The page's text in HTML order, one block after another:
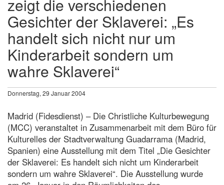
zeigt die verschiedenen
Gesichter der Sklaverei: „Es
handelt sich nicht nur um
Kinderarbeit sondern um
wahre Sklaverei“
Donnerstag, 29 Januar 2004
Madrid (Fidesdienst) – Die Christliche Kulturbewegung
(MCC) veranstaltet in Zusammenarbeit mit dem Büro für
Kulturelles der Stadtverwaltung Guadarrama (Madrid,
Spanien) eine Ausstellung mit dem Titel „Die Gesichter
der Sklaverei: Es handelt sich nicht um Kinderarbeit
sondern um wahre Sklaverei“. Die Ausstellung wurde